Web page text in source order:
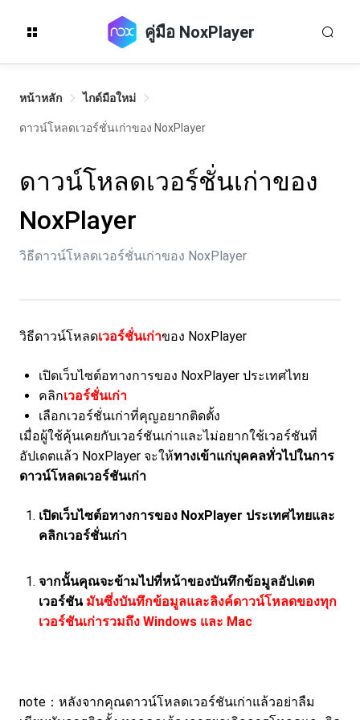
คู่มือ NoxPlayer
หน้าหลัก ไกด์มือใหม่
ดาวน์โหลดเวอร์ชั่นเก่าของ NoxPlayer
ดาวน์โหลดเวอร์ชั่นเก่าของ
NoxPlayer
วิธีดาวน์โหลดเวอร์ชั่นเก่าของ NoxPlayer
วิธีดาวน์โหลดเวอร์ชั่นเก่าของ NoxPlayer
เปิดเว็บไซต์อทางการของ NoxPlayer ประเทศไทย
คลิกเวอร์ชั่นเก่า
เลือกเวอร์ชั่นเก่าที่คุญอยากติดตั้ง
เมื่อผู้ใช้คุ้นเคยกับเวอร์ชันเก่าและไม่อยากใช้เวอร์ชันที่
อัปเดตแล้ว NoxPlayer จะให้ทางเข้าแก่บุคคลทั่วไปในการ
ดาวน์โหลดเวอร์ชันเก่า
เปิดเว็บไซต์อทางการของ NoxPlayer ประเทศไทยและ
คลิกเวอร์ชั่นเก่า
จากนั้นคุณจะข้ามไปที่หน้าของบันทึกข้อมูลอัปเดต
เวอร์ชัน มันซึ่งบันทึกข้อมูลและลิงค์ดาวน์โหลดของทุก
เวอร์ชันเก่ารวมถึง Windows และ Mac
note：หลังจากคุณดาวน์โหลดเวอร์ชันเก่าแล้วอย่าลืม